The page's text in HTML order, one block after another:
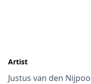
Artist
Justus van den